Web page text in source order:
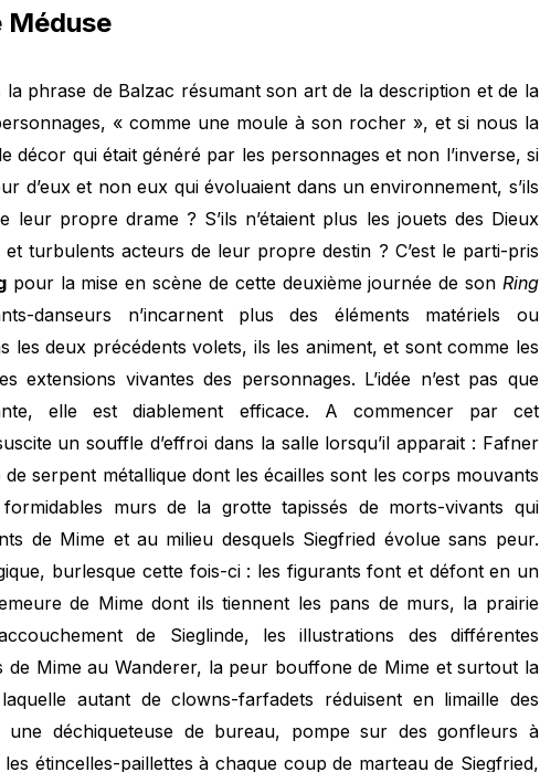
Méduse
phrase de Balzac résumant son art de la description et de la
« comme une moule à son rocher », et si nous la
décor qui était généré par les personnages et non l’inverse, si
d’eux et non eux qui évoluaient dans un environnement, s’ils
leur propre drame ? S’ils n’étaient plus les jouets des Dieux
turbulents acteurs de leur propre destin ? C’est le parti-pris
pour la mise en scène de cette deuxième journée de son Ring
danseurs n’incarnent plus des éléments matériels ou
les deux précédents volets, ils les animent, et sont comme les
extensions vivantes des personnages. L’idée n’est pas que
elle est diablement efficace. A commencer par cet
un souffle d’effroi dans la salle lorsqu’il apparait : Fafner
de serpent métallique dont les écailles sont les corps mouvants
murs de la grotte tapissés de morts-vivants qui
de Mime et au milieu desquels Siegfried évolue sans peur.
burlesque cette fois-ci : les figurants font et défont en un
de Mime dont ils tiennent les pans de murs, la prairie
de Sieglinde, les illustrations des différentes
de Mime au Wanderer, la peur bouffone de Mime et surtout la
autant de clowns-farfadets réduisent en limaille des
une déchiqueteuse de bureau, pompe sur des gonfleurs à
étincelles-paillettes à chaque coup de marteau de Siegfried,